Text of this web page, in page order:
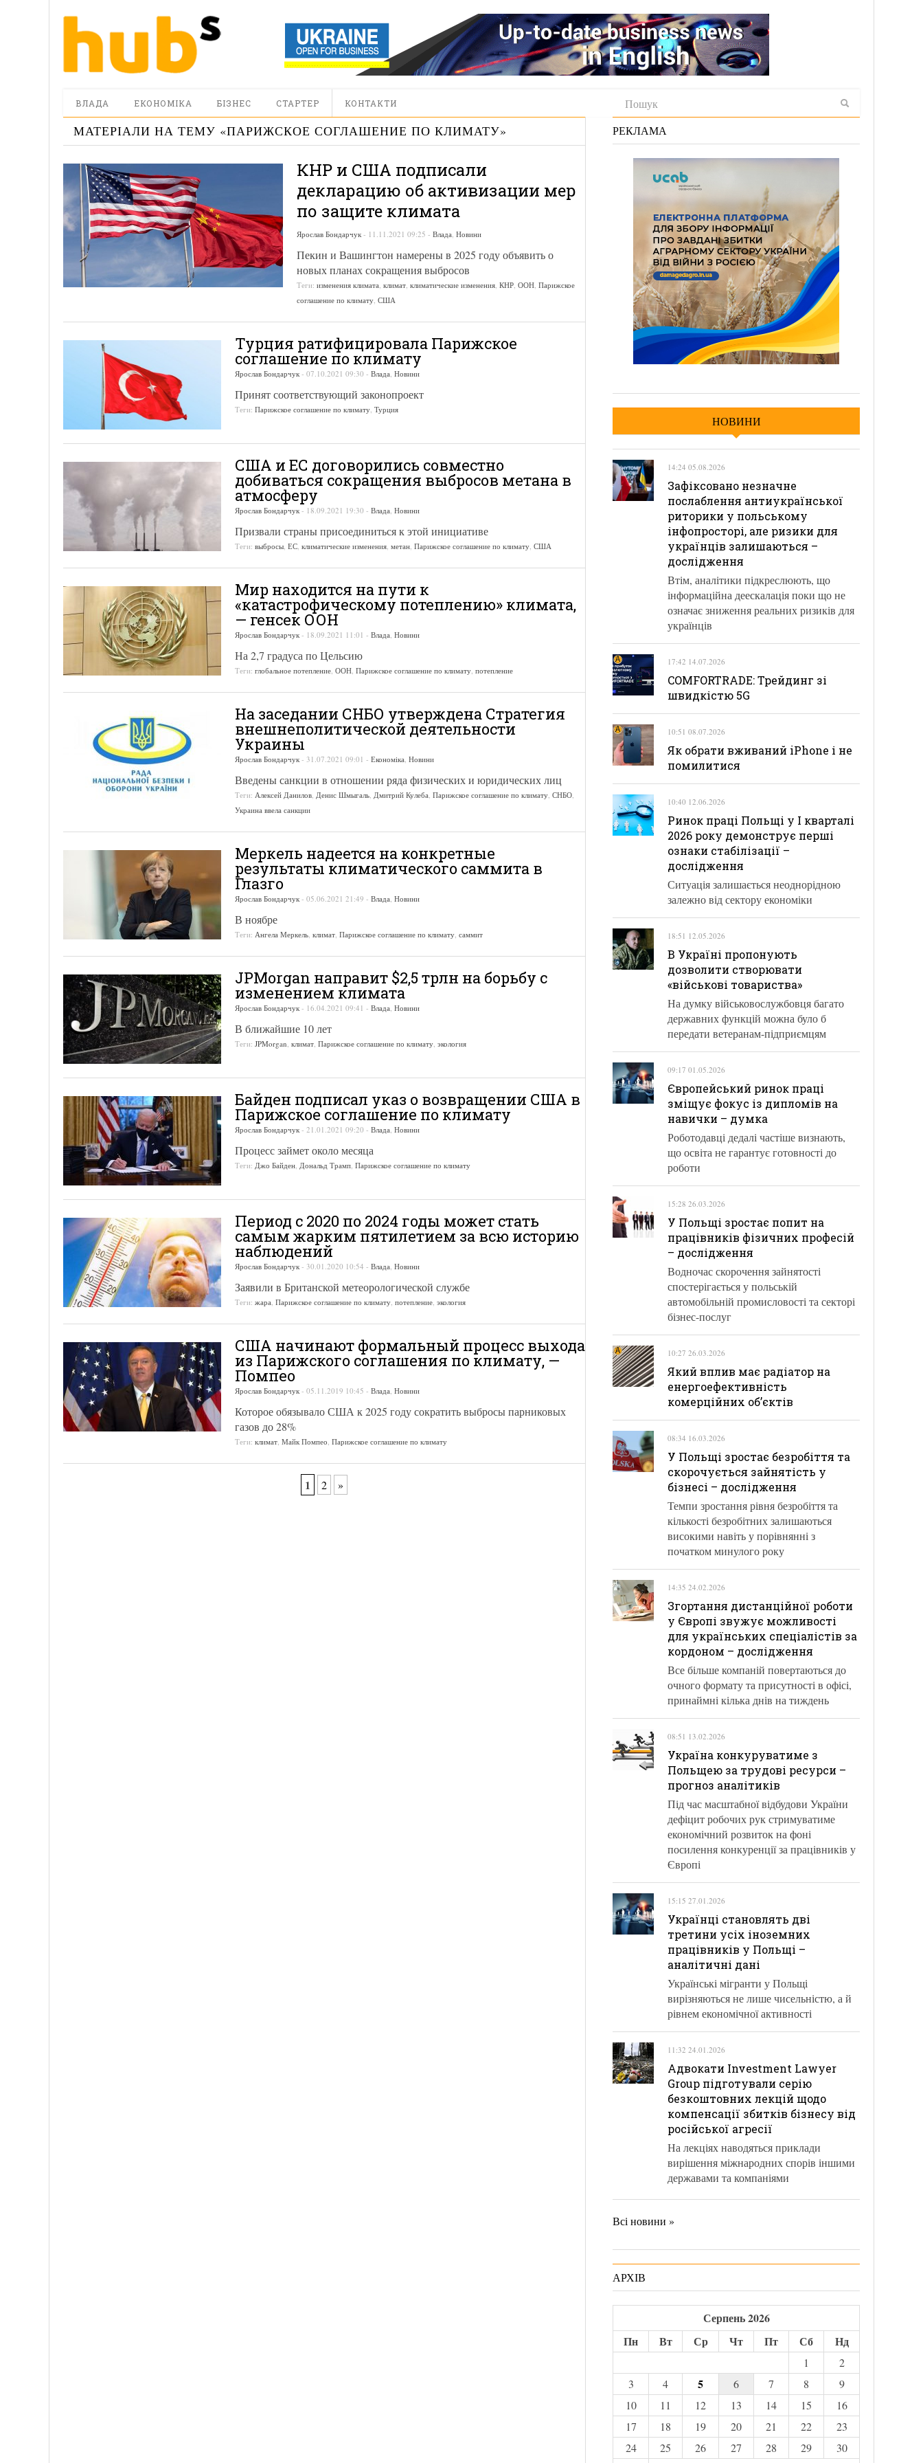
ВЛАДА ЕКОНОМІКА БІЗНЕС СТАРТЕР КОНТАКТИ
МАТЕРІАЛИ НА ТЕМУ «ПАРИЖСКОЕ СОГЛАШЕНИЕ ПО КЛИМАТУ»
КНР и США подписали
декларацию об активизации мер
по защите климата
Ярослав Бондарчук - 11.11.2021 09:25 - Влада, Новини
Пекин и Вашингтон намерены в 2025 году объявить о
новых планах сокращения выбросов
Теги: изменения климата, климат, климатические изменения, КНР, ООН, Парижское
соглашение по климату, США
Турция ратифицировала Парижское
соглашение по климату
Ярослав Бондарчук - 07.10.2021 09:30 - Влада, Новини
Принят соответствующий законопроект
Теги: Парижское соглашение по климату, Турция
США и ЕС договорились совместно
добиваться сокращения выбросов метана в
атмосферу
Ярослав Бондарчук - 18.09.2021 19:30 - Влада, Новини
Призвали страны присоединиться к этой инициативе
Теги: выбросы, ЕС, климатические изменения, метан, Парижское соглашение по климату, США
Мир находится на пути к
«катастрофическому потеплению» климата,
— генсек ООН
Ярослав Бондарчук - 18.09.2021 11:01 - Влада, Новини
На 2,7 градуса по Цельсию
Теги: глобальное потепление, ООН, Парижское соглашение по климату, потепление
На заседании СНБО утверждена Стратегия
внешнеполитической деятельности
Украины
Ярослав Бондарчук - 31.07.2021 09:01 - Економіка, Новини
Введены санкции в отношении ряда физических и юридических лиц
Теги: Алексей Данилов, Денис Шмыгаль, Дмитрий Кулеба, Парижское соглашение по климату, СНБО,
Украина ввела санкции
Меркель надеется на конкретные
результаты климатического саммита в
Глазго
Ярослав Бондарчук - 05.06.2021 21:49 - Влада, Новини
В ноябре
Теги: Ангела Меркель, климат, Парижское соглашение по климату, саммит
JPMorgan направит $2,5 трлн на борьбу с
изменением климата
Ярослав Бондарчук - 16.04.2021 09:41 - Влада, Новини
В ближайшие 10 лет
Теги: JPMorgan, климат, Парижское соглашение по климату, экология
Байден подписал указ о возвращении США в
Парижское соглашение по климату
Ярослав Бондарчук - 21.01.2021 09:20 - Влада, Новини
Процесс займет около месяца
Теги: Джо Байден, Дональд Трамп, Парижское соглашение по климату
Период с 2020 по 2024 годы может стать
самым жарким пятилетием за всю историю
наблюдений
Ярослав Бондарчук - 30.01.2020 10:54 - Влада, Новини
Заявили в Британской метеорологической службе
Теги: жара, Парижское соглашение по климату, потепление, экология
США начинают формальный процесс выхода
из Парижского соглашения по климату, —
Помпео
Ярослав Бондарчук - 05.11.2019 10:45 - Влада, Новини
Которое обязывало США к 2025 году сократить выбросы парниковых
газов до 28%
Теги: климат, Майк Помпео, Парижское соглашение по климату
1 2 »
РЕКЛАМА
НОВИНИ
14:24 05.08.2026
Зафіксовано незначне
послаблення антиукраїнської
риторики у польському
інфопросторі, але ризики для
українців залишаються –
дослідження
Втім, аналітики підкреслюють, що
інформаційна деескалація поки що не
означає зниження реальних ризиків для
українців
17:42 14.07.2026
COMFORTRADE: Трейдинг зі
швидкістю 5G
10:51 08.07.2026
Як обрати вживаний iPhone і не
помилитися
10:40 12.06.2026
Ринок праці Польщі у І кварталі
2026 року демонструє перші
ознаки стабілізації –
дослідження
Ситуація залишається неоднорідною
залежно від сектору економіки
18:51 12.05.2026
В Україні пропонують
дозволити створювати
«військові товариства»
На думку військовослужбовця багато
державних функцій можна було б
передати ветеранам-підприємцям
09:17 01.05.2026
Європейський ринок праці
зміщує фокус із дипломів на
навички – думка
Роботодавці дедалі частіше визнають,
що освіта не гарантує готовності до
роботи
15:28 26.03.2026
У Польщі зростає попит на
працівників фізичних професій
– дослідження
Водночас скорочення зайнятості
спостерігається у польській
автомобільній промисловості та секторі
бізнес-послуг
10:27 26.03.2026
Який вплив має радіатор на
енергоефективність
комерційних об’єктів
08:34 16.03.2026
У Польщі зростає безробіття та
скорочується зайнятість у
бізнесі – дослідження
Темпи зростання рівня безробіття та
кількості безробітних залишаються
високими навіть у порівнянні з
початком минулого року
14:35 24.02.2026
Згортання дистанційної роботи
у Європі звужує можливості
для українських спеціалістів за
кордоном – дослідження
Все більше компаній повертаються до
очного формату та присутності в офісі,
принаймні кілька днів на тиждень
08:51 13.02.2026
Україна конкуруватиме з
Польщею за трудові ресурси –
прогноз аналітиків
Під час масштабної відбудови України
дефіцит робочих рук стримуватиме
економічний розвиток на фоні
посилення конкуренції за працівників у
Європі
15:15 27.01.2026
Українці становлять дві
третини усіх іноземних
працівників у Польщі –
аналітичні дані
Українські мігранти у Польщі
вирізняються не лише чисельністю, а й
рівнем економічної активності
11:32 24.01.2026
Адвокати Investment Lawyer
Group підготували серію
безкоштовних лекцій щодо
компенсації збитків бізнесу від
російської агресії
На лекціях наводяться приклади
вирішення міжнародних спорів іншими
державами та компаніями
Всі новини »
АРХІВ
Серпень 2026
Пн
Вт Ср Чт Пт Сб Нд
1
2
3
4 5 6 7 8
9
10
11 12 13 14 15
16
17
18 19 20 21 22
23
24
25 26 27 28 29
30